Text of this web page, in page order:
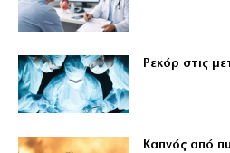
Ρεκόρ στις
Καπνός από